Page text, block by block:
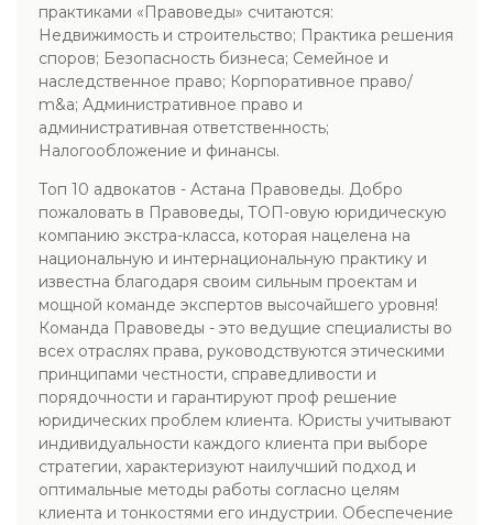
практиками «Правоведы» считаются:
Недвижимость и строительство; Практика решения
споров; Безопасность бизнеса; Семейное и
наследственное право; Корпоративное право/
m&a; Административное право и
административная ответственность;
Налогообложение и финансы.
Топ 10 адвокатов - Астана Правоведы. Добро
пожаловать в Правоведы, ТОП-овую юридическую
компанию экстра-класса, которая нацелена на
национальную и интернациональную практику и
известна благодаря своим сильным проектам и
мощной команде экспертов высочайшего уровня!
Команда Правоведы - это ведущие специалисты во
всех отраслях права, руководствуются этическими
принципами честности, справедливости и
порядочности и гарантируют проф решение
юридических проблем клиента. Юристы учитывают
индивидуальности каждого клиента при выборе
стратегии, характеризуют наилучший подход и
оптимальные методы работы согласно целям
клиента и тонкостями его индустрии. Обеспечение